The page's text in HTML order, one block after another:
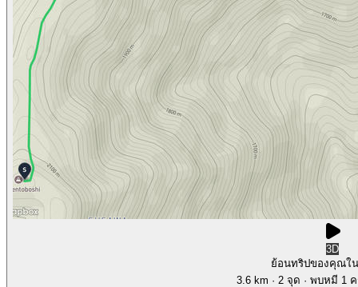
3D
ย้อนทริปของคุณใ
3.6 km · 2 จุด · พบหมี 1